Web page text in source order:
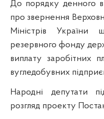
До порядку денного
про звернення
Міністрів України
резервного фонду
виплату заробітних
вугледобувних
Народні депутати
розгляд проекту